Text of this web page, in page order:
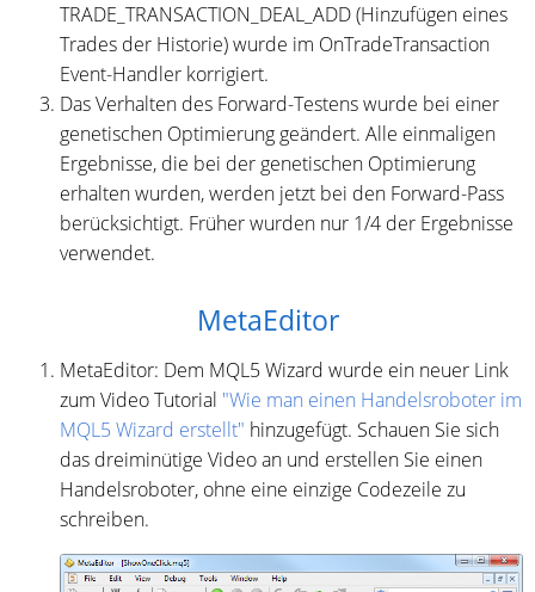
TRADE_TRANSACTION_DEAL_ADD (Hinzufügen eines
Trades der Historie) wurde im OnTradeTransaction
Event-Handler korrigiert.
Das Verhalten des Forward-Testens wurde bei einer
genetischen Optimierung geändert. Alle einmaligen
Ergebnisse, die bei der genetischen Optimierung
erhalten wurden, werden jetzt bei den Forward-Pass
berücksichtigt. Früher wurden nur 1/4 der Ergebnisse
verwendet.
MetaEditor
MetaEditor: Dem MQL5 Wizard wurde ein neuer Link
zum Video Tutorial "Wie man einen Handelsroboter im
MQL5 Wizard erstellt" hinzugefügt. Schauen Sie sich
das dreiminütige Video an und erstellen Sie einen
Handelsroboter, ohne eine einzige Codezeile zu
schreiben.